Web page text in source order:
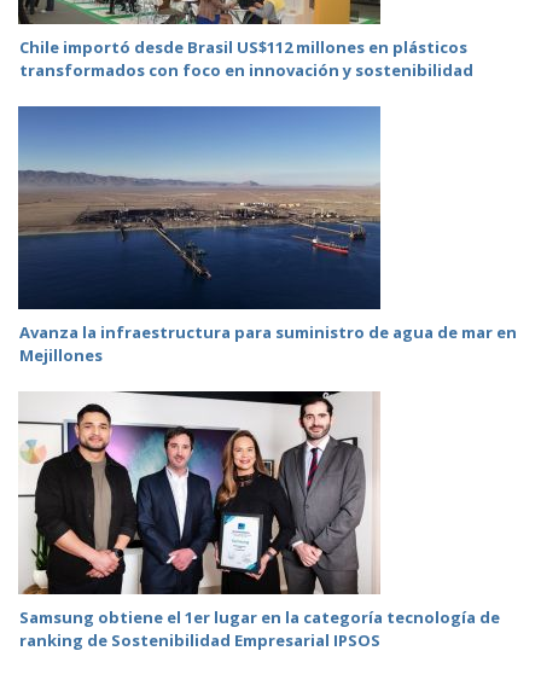
Chile importó desde Brasil US$112 millones en plásticos
transformados con foco en innovación y sostenibilidad
Avanza la infraestructura para suministro de agua de mar en
Mejillones
Samsung obtiene el 1er lugar en la categoría tecnología de
ranking de Sostenibilidad Empresarial IPSOS